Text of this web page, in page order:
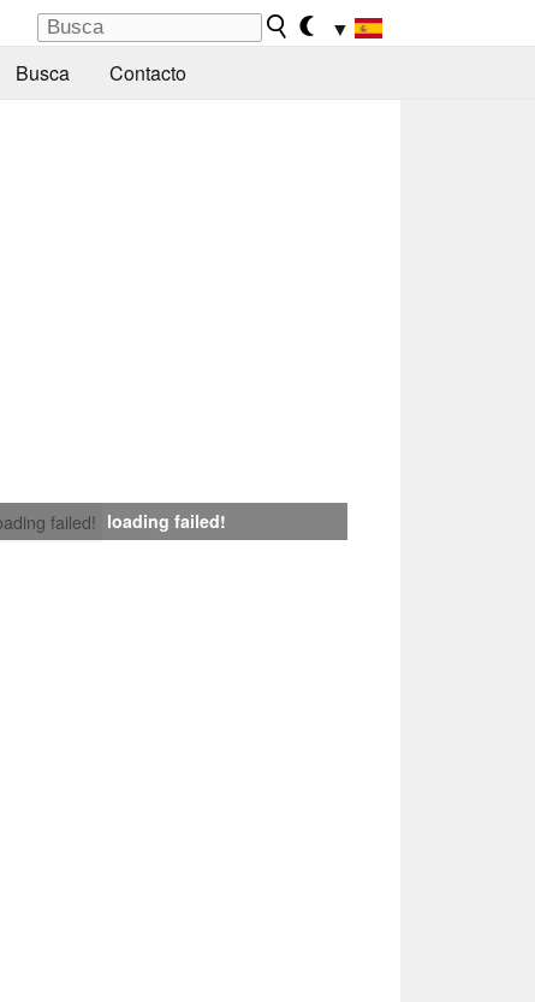
▼
Busca Contacto
failed! loading failed!